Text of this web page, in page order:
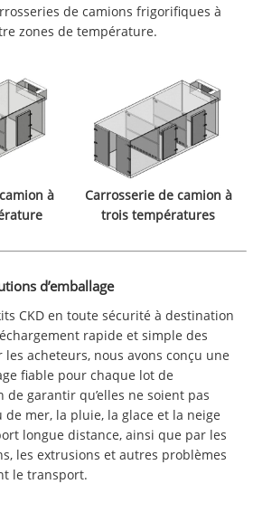
de camions frigorifiques à
zones de température.
à
Carrosserie de camion à
trois températures
d’emballage
CKD en toute sécurité à destination
rapide et simple des
acheteurs, nous avons conçu une
fiable pour chaque lot de
de garantir qu’elles ne soient pas
de mer, la pluie, la glace et la neige
longue distance, ainsi que par les
les extrusions et autres problèmes
le transport.